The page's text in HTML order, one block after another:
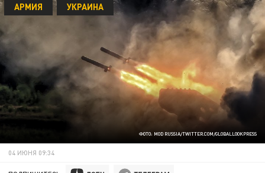
ФОТО: MOD RUSSIA/TWITTER.COM/GLOBALLOOKPRESS
АРМИЯ УКРАИНА
04 ИЮНЯ 09:34